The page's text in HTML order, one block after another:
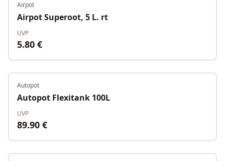
Airpot
Airpot Superoot, 5 L. rt
UVP
5.80 €
Autopot
Autopot Flexitank 100L
UVP
89.90 €